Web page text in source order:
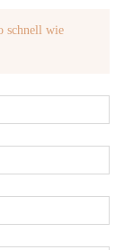
schnell wie